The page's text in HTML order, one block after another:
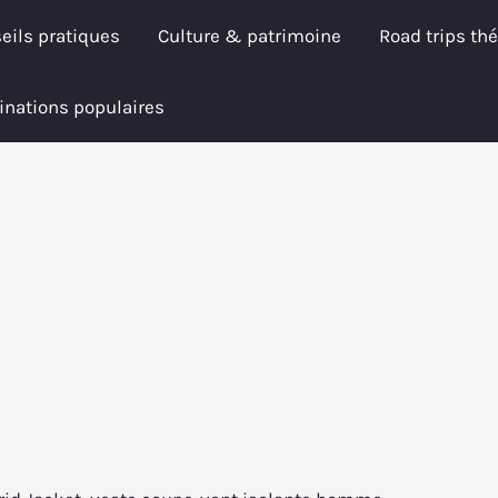
pratiques Culture & patrimoine Road trips
populaires